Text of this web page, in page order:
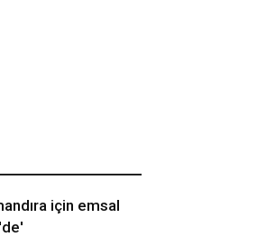
için emsal